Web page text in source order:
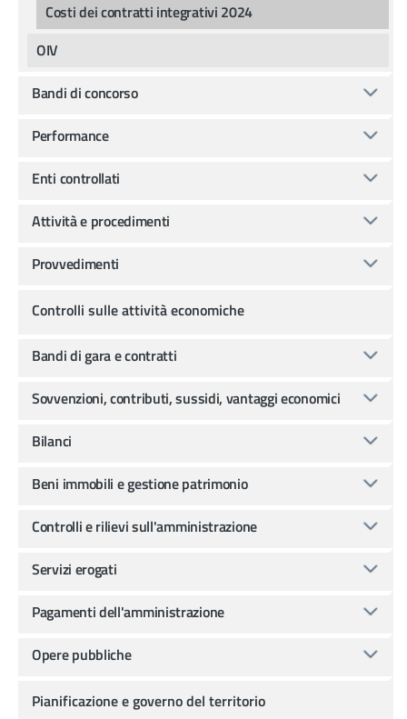
Costi dei contratti integrativi 2024
OIV
Bandi di concorso
Performance
Enti controllati
Attività e procedimenti
Provvedimenti
Controlli sulle attività economiche
Bandi di gara e contratti
Sovvenzioni, contributi, sussidi, vantaggi economici
Bilanci
Beni immobili e gestione patrimonio
Controlli e rilievi sull'amministrazione
Servizi erogati
Pagamenti dell'amministrazione
Opere pubbliche
Pianificazione e governo del territorio